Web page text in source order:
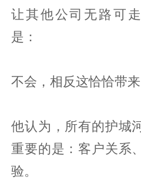
让其他公司无路可
是：
不会，相反这恰恰带来
他认为，所有的护城
重要的是：客户关系
验。